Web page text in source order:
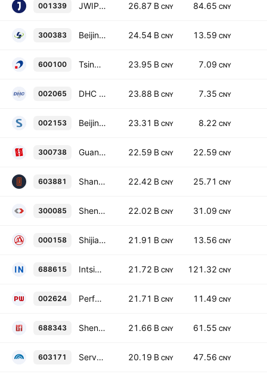
001339 JWIPC Technology Co., Ltd. Class A 26.87 B CNY 84.65 CNY
300383 Beijing Sinnet Technology Co., Ltd. Class A 24.54 B CNY 13.59 CNY
600100 Tsinghua Tongfang Co., Ltd. Class A 23.95 B CNY 7.09 CNY
002065 DHC Software Co., Ltd. Class A 23.88 B CNY 7.35 CNY
002153 Beijing Shiji Information Technology Co., Ltd. Class A 23.31 B CNY 8.22 CNY
300738 Guangdong Aofei Data Technology Co., Ltd. Class A 22.59 B CNY 22.59 CNY
603881 Shanghai AtHub Co., Ltd. Class A 22.42 B CNY 25.71 CNY
300085 Shenzhen Infogem Technologies Co., Ltd. Class A 22.02 B CNY 31.09 CNY
000158 Shijiazhuang Changshan Beiming Technology Co., Ltd. Class A 21.91 B CNY 13.56 CNY
688615 Intsig Information Co., Ltd. Class A 21.72 B CNY 121.32 CNY
002624 Perfect World Co., Ltd. Class A 21.71 B CNY 11.49 CNY
688343 Shenzhen Intellifusion Technologies Co., Ltd. Class A 21.66 B CNY 61.55 CNY
603171 Servyou Software Group Co. Ltd. Class A 20.19 B CNY 47.56 CNY